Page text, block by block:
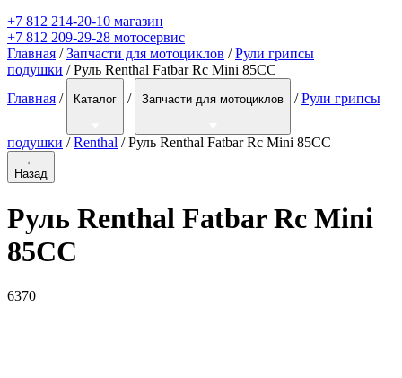
+7 812 214-20-10 магазин
+7 812 209-29-28 мотосервис
Главная /Запчасти для мотоциклов /Рули грипсы
подушки / Руль Renthal Fatbar Rc Mini 85CC
Главная / Каталог / Запчасти для мотоциклов / Рули грипсы
подушки / Renthal / Руль Renthal Fatbar Rc Mini 85CC
←
Назад
Руль Renthal Fatbar Rc Mini
85CC
6370